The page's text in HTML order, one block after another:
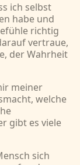
ich selbst
habe und
richtig
vertraue,
der Wahrheit
meiner
welche
gibt es viele
sich